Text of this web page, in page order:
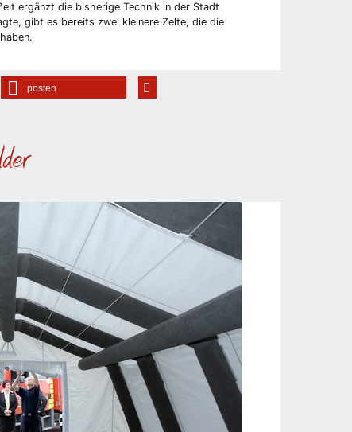
ergänzt die bisherige Technik in der Stadt
gibt es bereits zwei kleinere Zelte, die die
posten